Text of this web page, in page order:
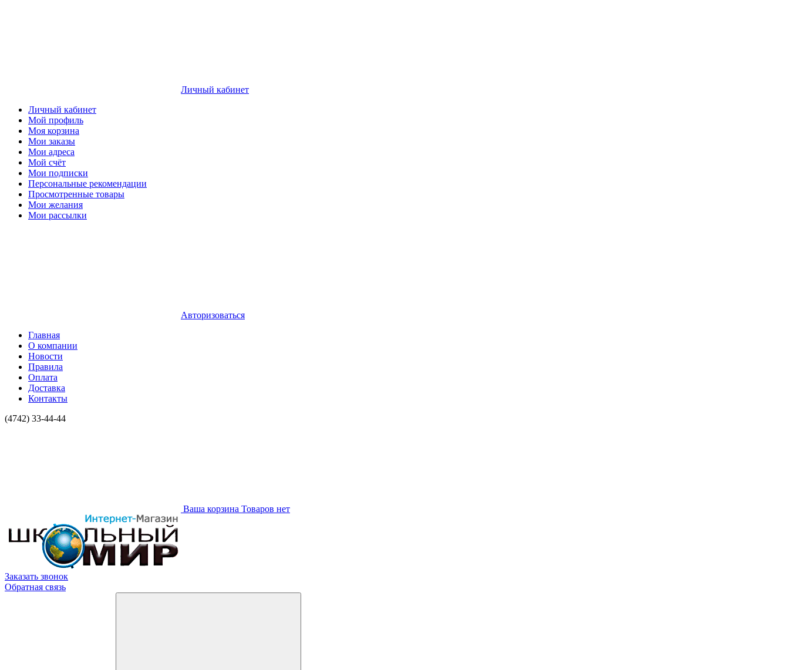
Личный кабинет
Личный кабинет
Мой профиль
Моя корзина
Мои заказы
Мои адреса
Мой счёт
Мои подписки
Персональные рекомендации
Просмотренные товары
Мои желания
Мои рассылки
Авторизоваться
Главная
О компании
Новости
Правила
Оплата
Доставка
Контакты
(4742) 33-44-44
Ваша корзина Товаров нет
Заказать звонок
Обратная связь